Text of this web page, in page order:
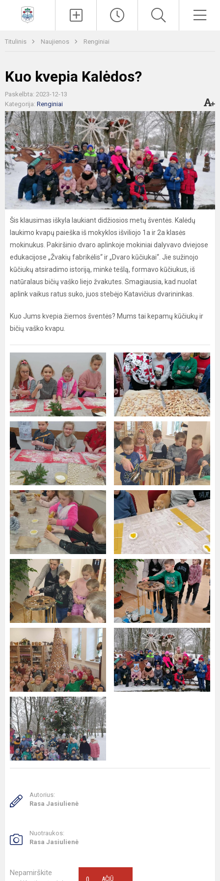
Titulinis Naujienos Renginiai
Kuo kvepia Kalėdos?
Paskelbta: 2023-12-13
Kategorija: Renginiai
Šis klausimas iškyla laukiant didžiosios metų šventės. Kalėdų
laukimo kvapų paieška iš mokyklos išviliojo 1a ir 2a klasės
mokinukus. Pakiršinio dvaro aplinkoje mokiniai dalyvavo dviejose
edukacijose „Žvakių fabrikėlis“ ir „Dvaro kūčiukai“. Jie sužinojo
kūčiukų atsiradimo istoriją, minkė tešlą, formavo kūčiukus, iš
natūralaus bičių vaško liejo žvakutes. Smagiausia, kad nuolat
aplink vaikus ratus suko, juos stebėjo Katavičius dvarininkas.
Kuo Jums kvepia žiemos šventės? Mums tai kepamų kūčiukų ir
bičių vaško kvapu.
Autorius:
Rasa Jasiulienė
Nuotraukos:
Rasa Jasiulienė
Nepamirškite
AČIŪ